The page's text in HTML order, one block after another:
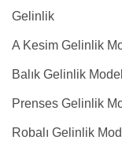
Gelinlik
A Kesim Gelinlik
Balık Gelinlik
Prenses Gelinlik
Robalı Gelinlik